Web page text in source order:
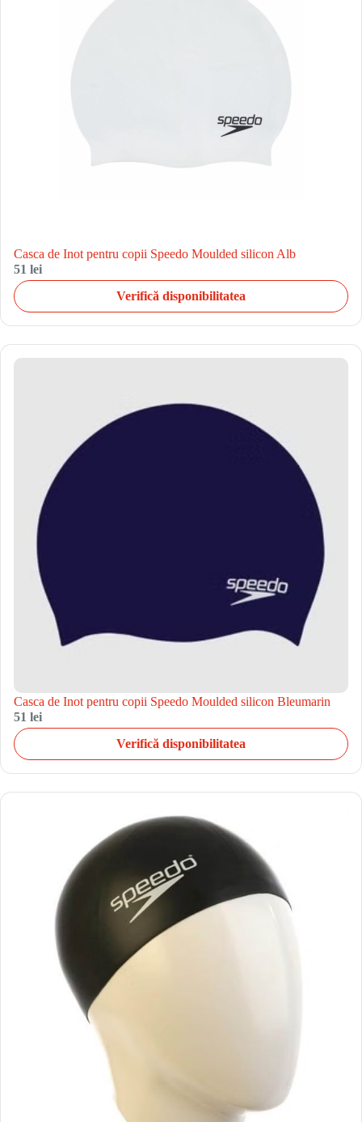
Casca de Inot pentru copii Speedo Moulded silicon Alb
51 lei
Verifică disponibilitatea
Casca de Inot pentru copii Speedo Moulded silicon Bleumarin
51 lei
Verifică disponibilitatea